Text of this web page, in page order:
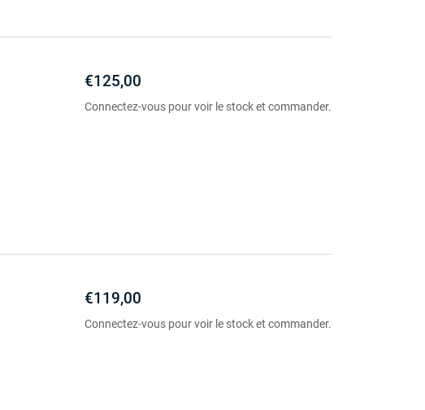
€125,00
Connectez-vous pour voir le stock et commander.
€119,00
Connectez-vous pour voir le stock et commander.